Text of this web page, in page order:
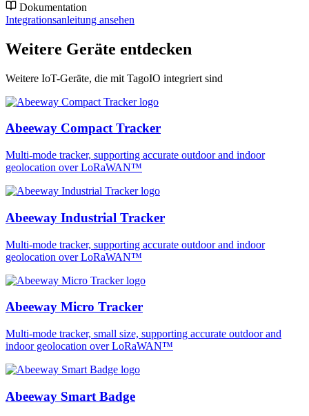
Dokumentation
Integrationsanleitung ansehen
Weitere Geräte entdecken
Weitere IoT-Geräte, die mit TagoIO integriert sind
Abeeway Compact Tracker
Multi-mode tracker, supporting accurate outdoor and indoor
geolocation over LoRaWAN™
Abeeway Industrial Tracker
Multi-mode tracker, supporting accurate outdoor and indoor
geolocation over LoRaWAN™
Abeeway Micro Tracker
Multi-mode tracker, small size, supporting accurate outdoor and
indoor geolocation over LoRaWAN™
Abeeway Smart Badge